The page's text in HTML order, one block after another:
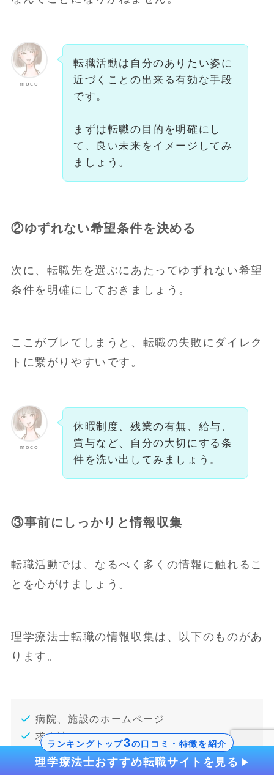
moco
転職活動は自分のありたい姿に
近づくことの出来る有効な手段
です。
まずは転職の目的を明確にし
て、良い未来をイメージしてみ
ましょう。
②ゆずれない希望条件を決める
次に、転職先を選ぶにあたってゆずれない希望
条件を明確にしておきましょう。
ここがブレてしまうと、転職の失敗にダイレク
トに繋がりやすいです。
moco
休暇制度、残業の有無、給与、
賞与など、自分の大切にする条
件を洗い出してみましょう。
③事前にしっかりと情報収集
転職活動では、なるべく多くの情報に触れるこ
とを心がけましょう。
理学療法士転職の情報収集は、以下のものがあ
ります。
病院、施設のホームページ
求人誌
知人からの紹介
ハローワーク
ランキングトップ3の口コミ・特徴を紹介
理学療法士おすすめ転職サイトを見る